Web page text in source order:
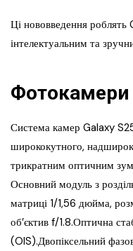
Ці нововведення
інтелектуальним та
Фотокамери
Система камер Galaxy
ширококутного,
трикратним оптичним
Основний модуль з
матриці 1/1,56 дюйма,
об’єктив f/1.8.Оптична
(OIS).Двопіксельний